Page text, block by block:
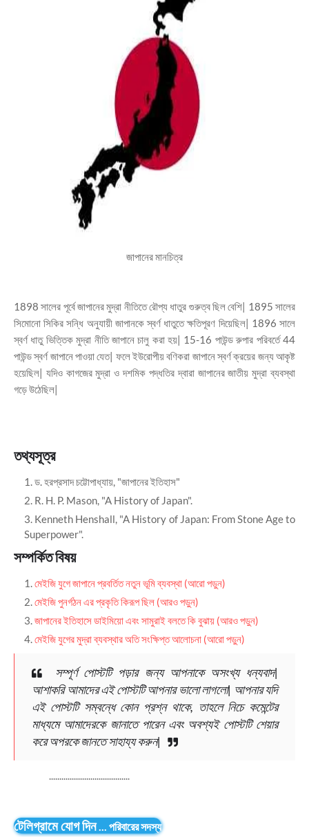
জাপানের মানচিত্র
1898 সালের পূর্বে জাপানের মুদ্রা নীতিতে রৌপ্য ধাতুর গুরুত্ব ছিল বেশি| 1895 সালের
সিমোনো সিকির সন্ধি অনুযায়ী জাপানকে স্বর্ণ ধাতুতে ক্ষতিপূরণ দিয়েছিল| 1896 সালে
স্বর্ণ ধাতু ভিত্তিক মুদ্রা নীতি জাপানে চালু করা হয়| 15-16 পাউন্ড রুপার পরিবর্তে 44
পাউন্ড স্বর্ণ জাপানে পাওয়া যেত| ফলে ইউরোপীয় বণিকরা জাপানে স্বর্ণ ক্রয়ের জন্য আকৃষ্ট
হয়েছিল| যদিও কাগজের মুদ্রা ও দশমিক পদ্ধতির দ্বারা জাপানের জাতীয় মুদ্রা ব্যবস্থা
গড়ে উঠেছিল|
তথ্যসূত্র
ড. হরপ্রসাদ চট্টোপাধ্যায়, "জাপানের ইতিহাস"
R. H. P. Mason, "A History of Japan".
Kenneth Henshall, "A History of Japan: From Stone Age to
Superpower".
সম্পর্কিত বিষয়
মেইজি যুগে জাপানে প্রবর্তিত নতুন ভূমি ব্যবস্থা (আরো পড়ুন)
মেইজি পুনর্গঠন এর প্রকৃতি কিরূপ ছিল (আরও পড়ুন)
জাপানের ইতিহাসে ডাইমিয়ো এবং সামুরাই বলতে কি বুঝায় (আরও পড়ুন)
মেইজি যুগের মুদ্রা ব্যবস্থার অতি সংক্ষিপ্ত আলোচনা (আরো পড়ুন)
সম্পূর্ণ পোস্টটি পড়ার জন্য আপনাকে অসংখ্য ধন্যবাদ|
আশাকরি আমাদের এই পোস্টটি আপনার ভালো লাগলো| আপনার যদি
এই পোস্টটি সম্বন্ধে কোন প্রশ্ন থাকে, তাহলে নিচে কমেন্টের
মাধ্যমে আমাদেরকে জানাতে পারেন এবং অবশ্যই পোস্টটি শেয়ার
করে অপরকে জানতে সাহায্য করুন|
.......................................
টেলিগ্রামে যোগ দিন... পরিবারের সদস্য